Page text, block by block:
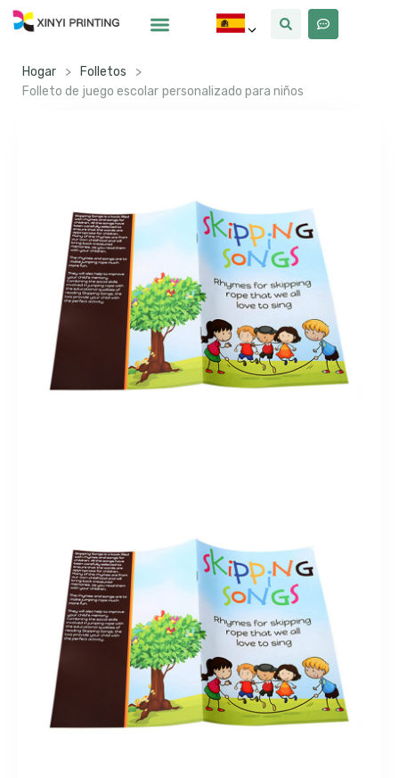
Hogar > Folletos
>
Folleto de juego escolar personalizado para niños